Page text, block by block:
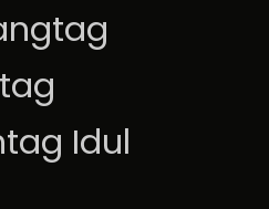
Idul